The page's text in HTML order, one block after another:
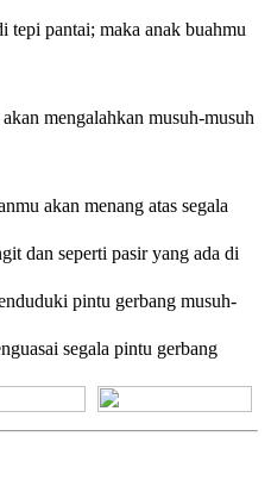
tepi pantai; maka anak buahmu
mengalahkan musuh-musuh
akan menang atas segala
dan seperti pasir yang ada di
pintu gerbang musuh-
segala pintu gerbang